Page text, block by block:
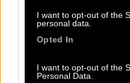
I want to opt-out of the
personal data.
Opted In
I want to opt-out of the
Personal Data.